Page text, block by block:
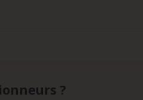
?